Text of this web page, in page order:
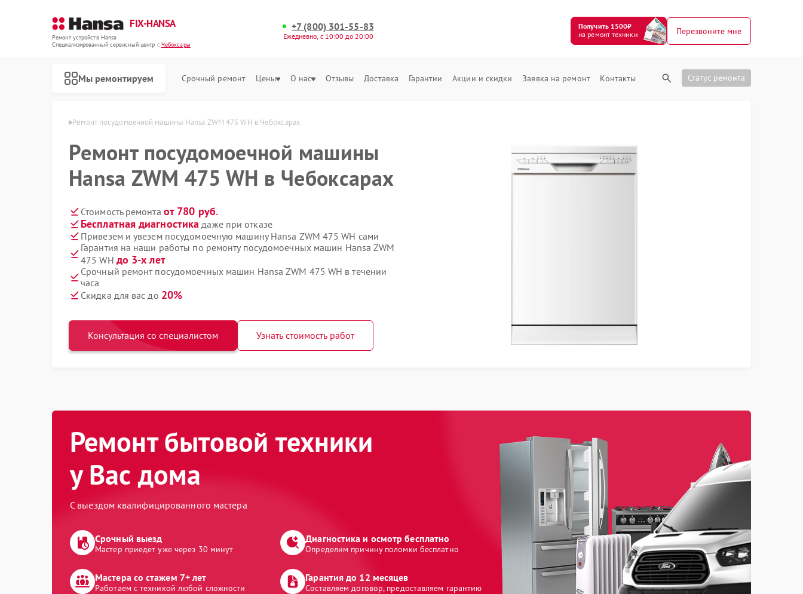
FIX-HANSA
Ремонт устройств Hansa
Специализированный cервисный центр г.Чебоксары
+7 (800) 301-55-83
Ежедневно, с 10:00 до 20:00
Получить 1500₽
на ремонт техники
Перезвоните мне
Мы ремонтируем Срочный ремонт Цены О нас Отзывы Доставка Гарантии Акции и скидки Заявка на ремонт Контакты Статус ремонта
в Чебоксарах Ремонт посудомоечной машины Hansa ZWM 475 WH в Чебоксарах
Ремонт посудомоечной машины
Hansa ZWM 475 WH в Чебоксарах
Стоимость ремонта от 780 руб.
Бесплатная диагностика даже при отказе
Привезем и увезем посудомоечную машину Hansa ZWM 475 WH сами
Гарантия на наши работы по ремонту посудомоечных машин Hansa ZWM
475 WH до 3-х лет
Срочный ремонт посудомоечных машин Hansa ZWM 475 WH в течении
часа
Скидка для вас до 20%
Консультация со специалистом Узнать стоимость работ
Ремонт бытовой техники
у Вас дома
С выездом квалифицированного мастера
Срочный выезд
Мастер приедет уже через 30 минут
Диагностика и осмотр бесплатно
Определим причину поломки бесплатно
Мастера со стажем 7+ лет
Работаем с техникой любой сложности
Гарантия до 12 месяцев
Составляем договор, предоставляем гарантию